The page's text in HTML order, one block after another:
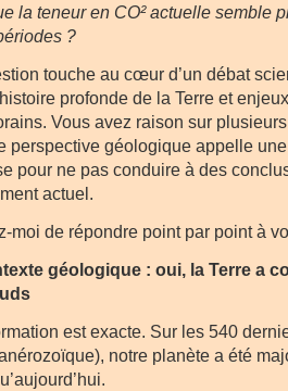
la teneur en CO² actuelle semble
?
touche au cœur d’un débat
profonde de la Terre et
Vous avez raison sur
perspective géologique appelle
pour ne pas conduire à des
actuel.
moi de répondre point par point à
géologique : oui, la Terre a
est exacte. Sur les 540
notre planète a été